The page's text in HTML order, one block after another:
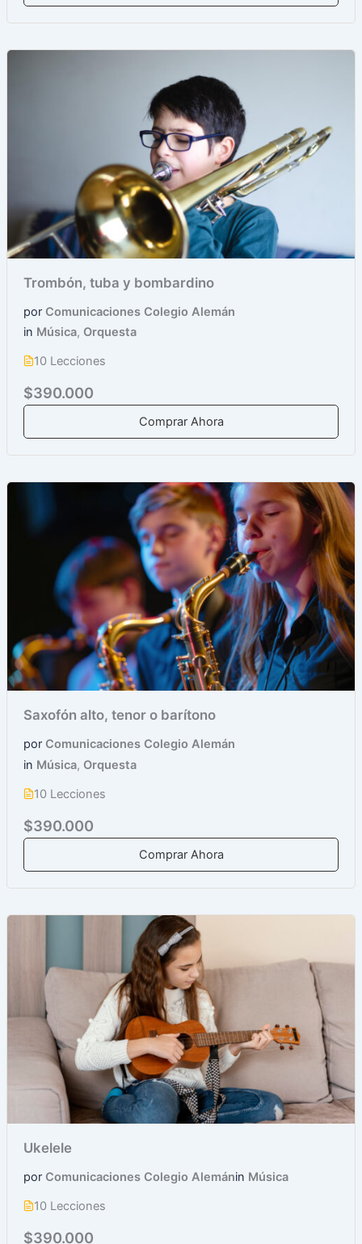
Trombón, tuba y bombardino
por Comunicaciones Colegio Alemán
in Música, Orquesta
10 Lecciones
$390.000
Comprar Ahora
Saxofón alto, tenor o barítono
por Comunicaciones Colegio Alemán
in Música, Orquesta
10 Lecciones
$390.000
Comprar Ahora
Ukelele
por Comunicaciones Colegio Alemánin Música
10 Lecciones
$390.000